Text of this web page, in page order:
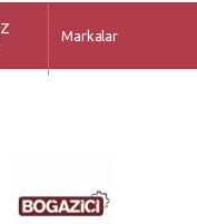
Markalar